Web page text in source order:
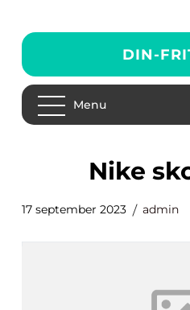
DIN-
Menu
nike
17 september 2023 admin